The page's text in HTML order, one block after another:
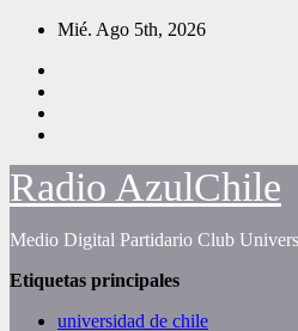
Saltar
contenido
Mié. Ago 5th, 2026
Radio AzulChile
Medio Digital Partidario Club
Etiquetas principales
universidad de chile